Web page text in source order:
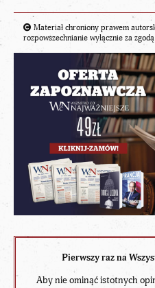
Materiał chroniony prawem
rozpowszechnianie wyłącznie za
Pierwszy raz na
Aby nie ominąć istotnych